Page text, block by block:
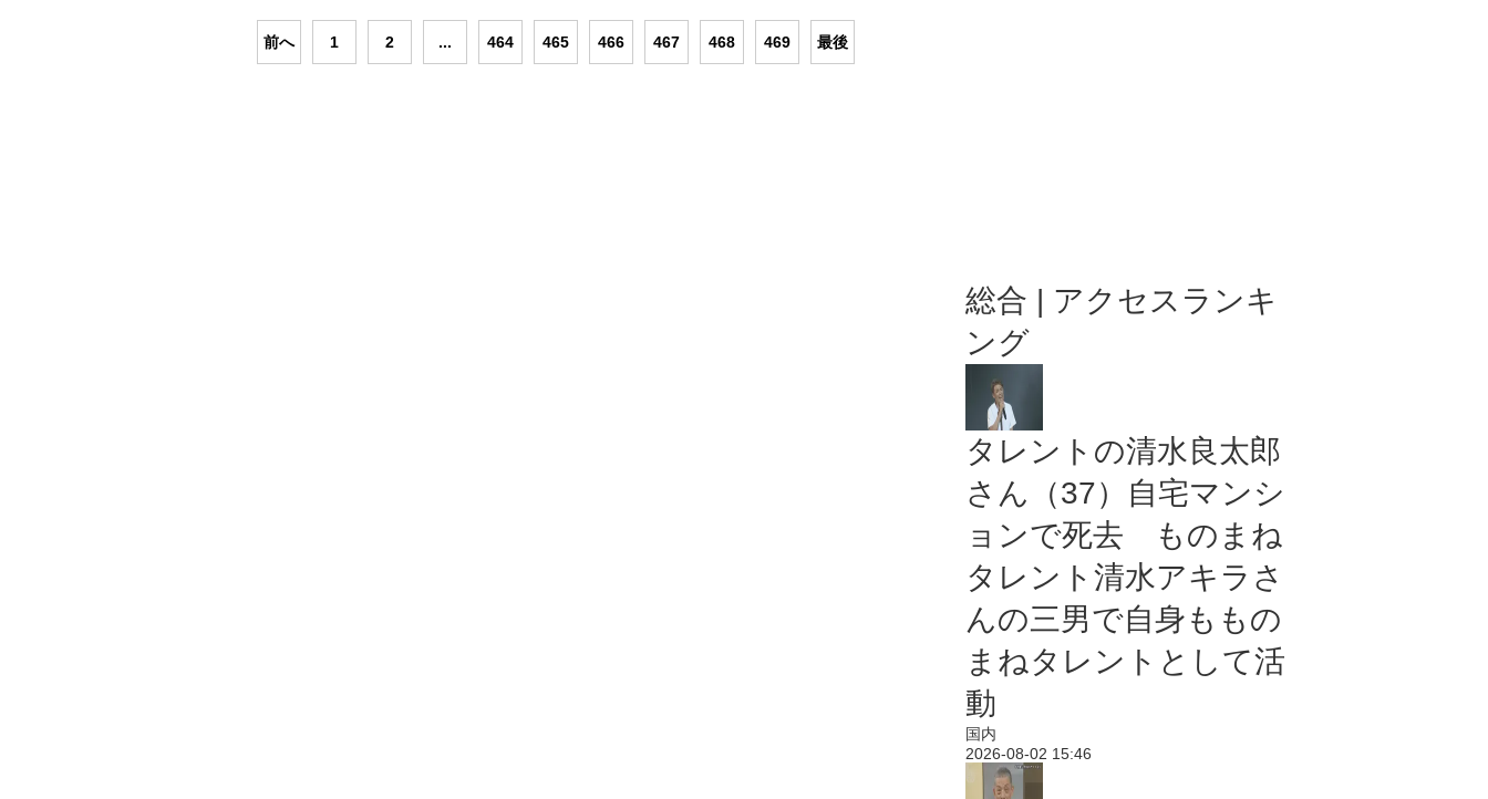
前へ 1 2 ... 464 465 466 467 468 469 最後
総合 | アクセスランキ
ング
タレントの清水良太郎
さん（37）自宅マンシ
ョンで死去 ものまね
タレント清水アキラさ
んの三男で自身ももの
まねタレントとして活
動
国内
2026-08-02 15:46